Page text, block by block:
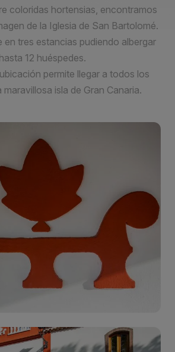
coloridas hortensias, encontramos
de la Iglesia de San Bartolomé.
en tres estancias pudiendo albergar
hasta 12 huéspedes.
permite llegar a todos los
maravillosa isla de Gran Canaria.